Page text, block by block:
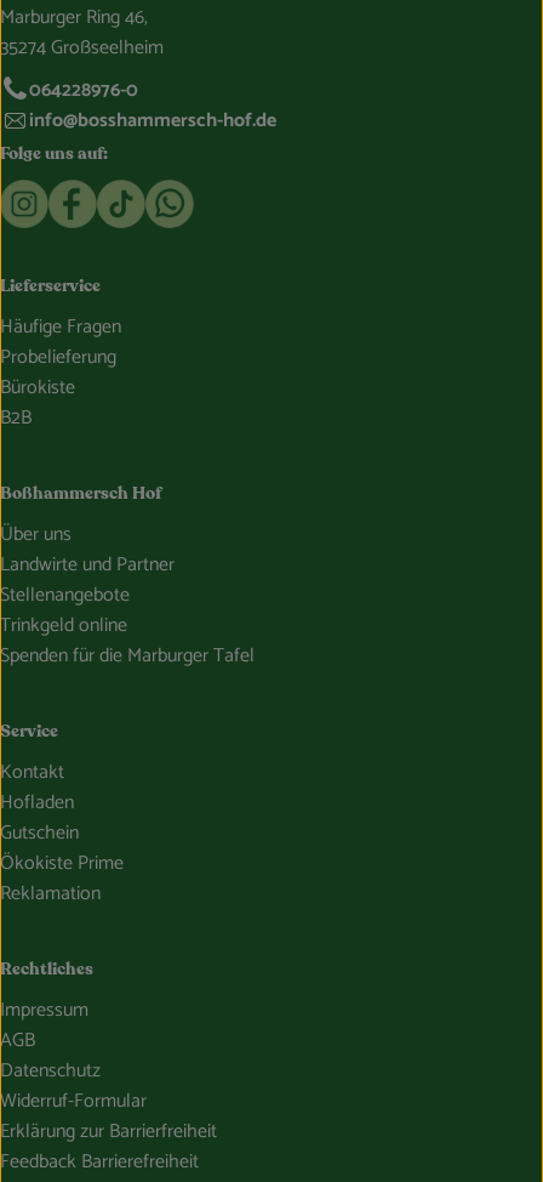
Marburger Ring 46,
35274 Großseelheim
064228976-0
info@bosshammersch-hof.de
Folge uns auf:
Externer Link zu https://www.instagram.com/
Externer Link zu https://www.facebook.com/
Externer Link zu https://www.tiktok.com/
Externer Link zu https://whatsapp.com/
Lieferservice
Häufige Fragen
Probelieferung
Bürokiste
B2B
Boßhammersch Hof
Über uns
Landwirte und Partner
Stellenangebote
Trinkgeld online
Spenden für die Marburger Tafel
Service
Kontakt
Hofladen
Gutschein
Ökokiste Prime
Reklamation
Rechtliches
Impressum
AGB
Datenschutz
Widerruf-Formular
Erklärung zur Barrierfreiheit
Feedback Barrierefreiheit